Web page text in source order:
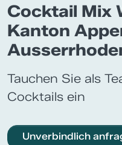
Cocktail Mix
Kanton
Tauchen Sie als
Cocktails ein
Unverbindlich